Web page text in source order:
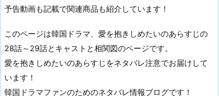
予告動画も記載で関連商品も紹介しています！
このページは韓国ドラマ、愛を抱きしめたいのあらすじの
28話～29話とキャストと相関図のページです。
愛を抱きしめたいのあらすじをネタバレ注意でお届けして
います！
韓国ドラマファンのためのネタバレ情報ブログです！